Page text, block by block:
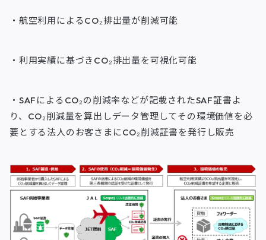
・航空利用によるCO₂排出量が削減可能
・利用実績に基づきCO₂排出量を可視化可能
・SAFによるCO₂の削減率などが記載されたSAF証書よ
り、CO₂削減量を算出しデータ管理してその環境価値を必
要とする法人のお客さまにCO₂削減証書を発行し販売